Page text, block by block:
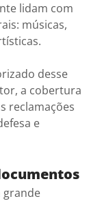
lidam com
músicas,
desse
a cobertura
reclamações
e
grande